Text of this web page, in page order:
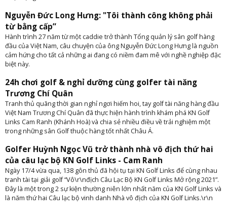
Nguyễn Đức Long Hưng: "Tôi thành công không phải
từ bằng cấp”
Hành trình 27 năm từ một caddie trở thành Tổng quản lý sân golf hàng
đầu của Việt Nam, câu chuyện của ông Nguyễn Đức Long Hưng là nguồn
cảm hứng cho tất cả những ai đang có niềm đam mê với nghề nghiệp đặc
biệt này.
24h chơi golf & nghỉ dưỡng cùng golfer tài năng
Trương Chí Quân
Tranh thủ quãng thời gian nghỉ ngơi hiếm hoi, tay golf tài năng hàng đầu
Việt Nam Trương Chí Quân đã thực hiện hành trình khám phá KN Golf
Links Cam Ranh (Khánh Hoà) và chia sẻ nhiều điều về trải nghiệm một
trong những sân Golf thuộc hàng tốt nhất Châu Á.
Golfer Huỳnh Ngọc Vũ trở thành nhà vô địch thứ hai
của câu lạc bộ KN Golf Links - Cam Ranh
Ngày 17/4 vừa qua, 138 gôn thủ đã hội tụ tại KN Golf Links để cùng nhau
tranh tài tại giải golf “Vô\r\nđịch Câu Lạc Bộ KN Golf Links Mở rộng 2021”.
Đây là một trong 2 sự kiện thường niên lớn nhất năm của KN Golf Links và
là năm thứ hai Câu lạc bộ vinh danh Nhà vô địch của KN Golf Links.\r\n